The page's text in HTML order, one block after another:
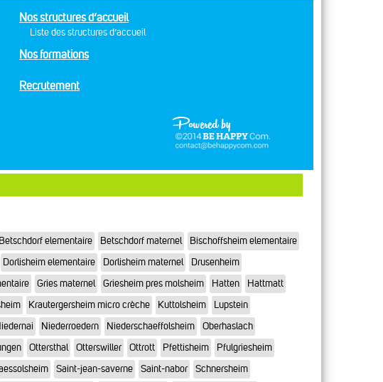
Nos structures d’accueil
Liste des structures d’accueil
Nos formations
Recrutement
Betschdorf elementaire Betschdorf maternel
Bischoffsheim elementaire
Dorlisheim elementaire Dorlisheim maternel
Drusenheim
Gries maternel Griesheim pres molsheim Hatten
Hattmatt
Krautergersheim micro crèche Kuttolsheim
Lupstein
Niederroedern Niederschaeffolsheim
Oberhaslach
Ottersthal Otterswiller Ottrott Pfettisheim
Pfulgriesheim
Saint-jean-saverne Saint-nabor Schnersheim